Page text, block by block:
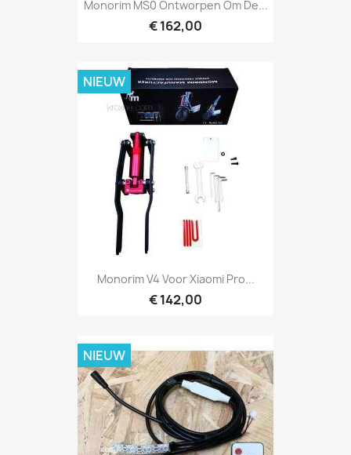
Monorim MS0 Ontworpen Om De...
€ 162,00
Monorim V4 Voor Xiaomi Pro...
€ 142,00
NIEUW
NIEUW